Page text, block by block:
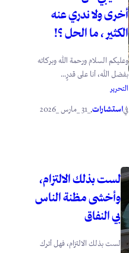
أخرى ولا ندري عنه
الكثير ، ما الحل ؟!
وعليكم السلام ورحمة الله وبركاته
بفضل الله، أنا على قدرٍ...
التحرير
فياستشارات. _31 _مارس _2026
لست بذلك الالتزام،
وأخشى مظنة الناس
بي النفاق
لست بذلك الالتزام، فهل أترك